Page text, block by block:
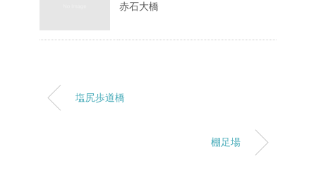
赤石大橋
塩尻歩道橋
棚足場